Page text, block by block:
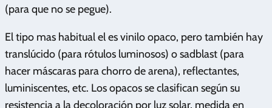
(para que no se pegue).
El tipo mas habitual el es vinilo opaco, pero también hay
translúcido (para rótulos luminosos) o sadblast (para
hacer máscaras para chorro de arena), reflectantes,
luminiscentes, etc. Los opacos se clasifican según su
resistencia a la decoloración por luz solar, medida en